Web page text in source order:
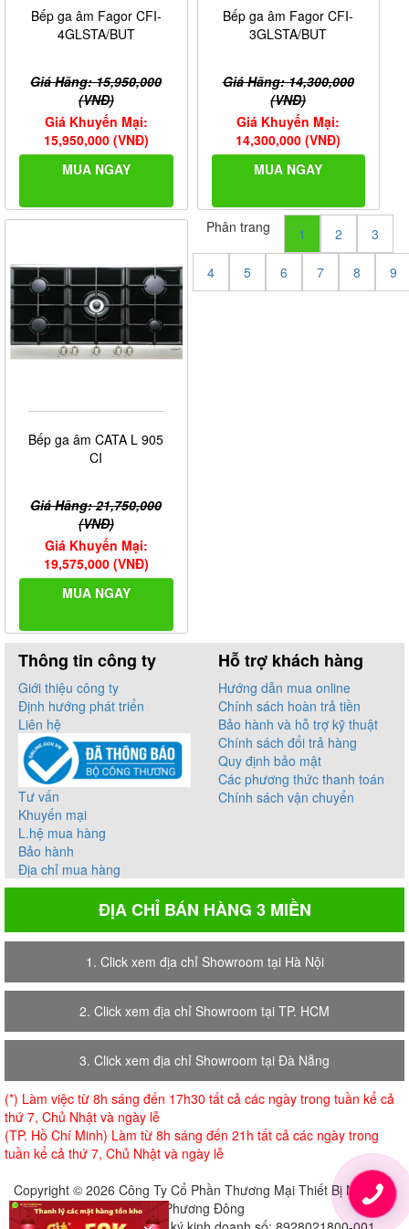
Bếp ga âm Fagor CFI-
4GLSTA/BUT
Giá Hãng: 15,950,000
(VNĐ)
Giá Khuyến Mại:
15,950,000 (VNĐ)
MUA NGAY
Bếp ga âm Fagor CFI-
3GLSTA/BUT
Giá Hãng: 14,300,000
(VNĐ)
Giá Khuyến Mại:
14,300,000 (VNĐ)
MUA NGAY
Bếp ga âm CATA L 905
CI
Giá Hãng: 21,750,000
(VNĐ)
Giá Khuyến Mại:
19,575,000 (VNĐ)
MUA NGAY
Phân trang 1 2 3
4 5 6 7 8 9
Thông tin công ty
Giới thiệu công ty
Định hướng phát triển
Liên hệ
Tư vấn
Khuyến mại
L.hệ mua hàng
Bảo hành
Địa chỉ mua hàng
Hỗ trợ khách hàng
Hướng dẫn mua online
Chính sách hoàn trả tiền
Bảo hành và hỗ trợ kỹ thuật
Chính sách đổi trả hàng
Quy định bảo mật
Các phương thức thanh toán
Chính sách vận chuyển
ĐỊA CHỈ BÁN HÀNG 3 MIỀN
1. Click xem địa chỉ Showroom tại Hà Nội
2. Click xem địa chỉ Showroom tại TP. HCM
3. Click xem địa chỉ Showroom tại Đà Nẵng
(*) Làm việc từ 8h sáng đến 17h30 tất cả các ngày trong tuần kể cả
thứ 7, Chủ Nhật và ngày lễ
(TP. Hồ Chí Minh) Làm từ 8h sáng đến 21h tất cả các ngày trong
tuần kể cả thứ 7, Chủ Nhật và ngày lễ
Copyright © 2026 Công Ty Cổ Phần Thương Mại Thiết Bị Nội Thất
Phương Đông